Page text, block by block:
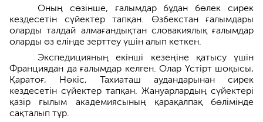
Оның сөзінше, ғалымдар бұдан бөлек сирек
кездесетін сүйектер тапқан. Өзбекстан ғалымдары
оларды талдай алмағандықтан словакиялық ғалымдар
оларды өз елінде зерттеу үшін алып кеткен.
Экспедицияның екінші кезеңіне қатысу үшін
Франциядан да ғалымдар келген. Олар Үстірт шоқысы,
Қаратоғ, Нөкіс, Тахиаташ аудандарынан сирек
кездесетін сүйектер тапқан. Жануарлардың сүйектері
қазір ғылым академиясының қарақалпақ бөлімінде
сақталып тұр.